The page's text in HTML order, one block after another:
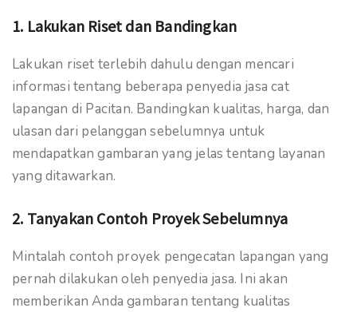
1. Lakukan Riset dan Bandingkan
Lakukan riset terlebih dahulu dengan mencari
informasi tentang beberapa penyedia jasa cat
lapangan di Pacitan. Bandingkan kualitas, harga, dan
ulasan dari pelanggan sebelumnya untuk
mendapatkan gambaran yang jelas tentang layanan
yang ditawarkan.
2. Tanyakan Contoh Proyek Sebelumnya
Mintalah contoh proyek pengecatan lapangan yang
pernah dilakukan oleh penyedia jasa. Ini akan
memberikan Anda gambaran tentang kualitas